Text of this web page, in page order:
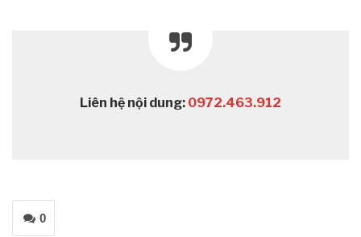
Liên hệ nội dung: 0972.463.912
0